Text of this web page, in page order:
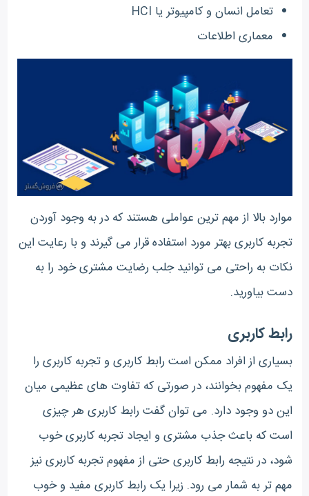
تعامل انسان و کامپیوتر یا HCI
معماری اطلاعات
موارد بالا از مهم ترین عواملی هستند که در به وجود آوردن
تجربه کاربری بهتر مورد استفاده قرار می گیرند و با رعایت این
نکات به راحتی می توانید جلب رضایت مشتری خود را به
دست بیاورید.
رابط کاربری
بسیاری از افراد ممکن است رابط کاربری و تجربه کاربری را
یک مفهوم بخوانند، در صورتی که تفاوت های عظیمی میان
این دو وجود دارد. می توان گفت رابط کاربری هر چیزی
است که باعث جذب مشتری و ایجاد تجربه کاربری خوب
شود، در نتیجه رابط کاربری حتی از مفهوم تجربه کاربری نیز
مهم تر به شمار می رود. زیرا یک رابط کاربری مفید و خوب